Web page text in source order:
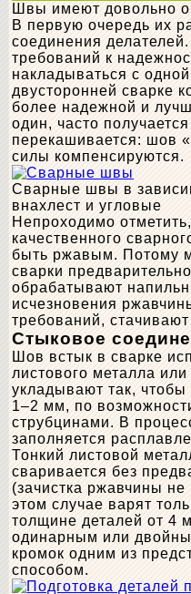
Швы имеют довольно
В первую очередь их
соединения
требований к
накладываться с
двусторонней сварке
более надежной и
один, часто
перекашивается: шов
силы компенсируются.
Сварные швы в
внахлест и угловые
Непроходимо
качественного
быть ржавым. Потому
сварки
обрабатывают
исчезновения
требований, стачивают
Стыковое
Шов встык в сварке
листового металла
укладывают так,
1–2 мм, по
струбцинами. В
заполняется
Тонкий листовой
сваривается без
(зачистка ржавчины не
этом случае варят
толщине деталей от 4
одинарным или
кромок одним из
способом.